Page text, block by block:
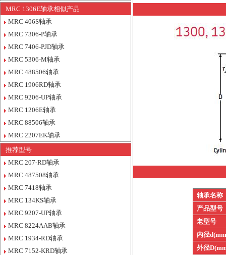
MRC 1306E轴承相似产品
MRC 406S轴承
MRC 7306-P轴承
MRC 7406-PJD轴承
MRC 5306-M轴承
MRC 488506轴承
MRC 1906RD轴承
MRC 9206-UP轴承
MRC 1206E轴承
MRC 88506轴承
MRC 2207EK轴承
推荐型号
MRC 207-RD轴承
MRC 487508轴承
MRC 7418轴承
MRC 134KS轴承
MRC 9207-UP轴承
MRC 8224AAB轴承
MRC 1934-RD轴承
MRC 7152-KRD轴承
轴承名称
产品型号
老型号
内径
外径